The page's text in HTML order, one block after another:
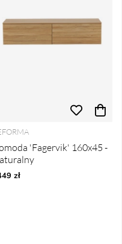
'Fagervik' 160x45 -
zł